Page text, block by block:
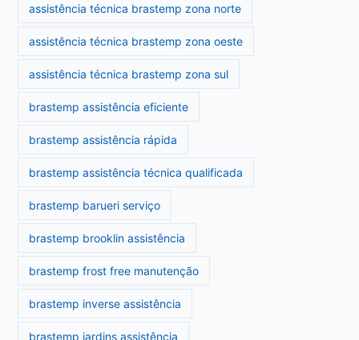
assistência técnica brastemp zona norte
assistência técnica brastemp zona oeste
assistência técnica brastemp zona sul
brastemp assistência eficiente
brastemp assistência rápida
brastemp assistência técnica qualificada
brastemp barueri serviço
brastemp brooklin assistência
brastemp frost free manutenção
brastemp inverse assistência
brastemp jardins assistência